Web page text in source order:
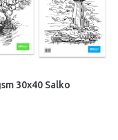
30x40 Salko